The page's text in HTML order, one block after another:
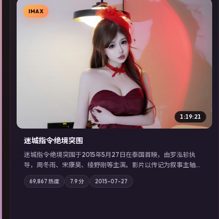
▶
IMAX
1:19:21
迷城指令·绝境突围
迷城指令·绝境突围于2015年5月27日在泰国首映，由罗泓轸执
导，周冬雨、宋康昊、绫野刚等主演。影片以传记为叙事主轴，
记忆碎片重组后，主角发现自己从未活过“真实”的一天；摄影与
配乐强化地域气质；站内亦可通过「国产免费观看高清电视剧在
69,867 热度 7.9 分 2015-07-27